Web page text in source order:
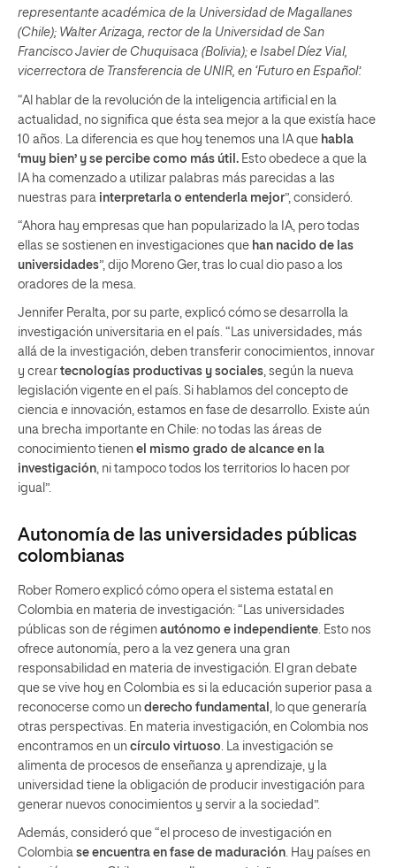
representante académica de la Universidad de Magallanes
(Chile); Walter Arizaga, rector de la Universidad de San
Francisco Javier de Chuquisaca (Bolivia); e Isabel Díez Vial,
vicerrectora de Transferencia de UNIR, en ‘Futuro en Español’.
“Al hablar de la revolución de la inteligencia artificial en la
actualidad, no significa que ésta sea mejor a la que existía hace
10 años. La diferencia es que hoy tenemos una IA que habla
‘muy bien’ y se percibe como más útil. Esto obedece a que la
IA ha comenzado a utilizar palabras más parecidas a las
nuestras para interpretarla o entenderla mejor”, consideró.
“Ahora hay empresas que han popularizado la IA, pero todas
ellas se sostienen en investigaciones que han nacido de las
universidades”, dijo Moreno Ger, tras lo cual dio paso a los
oradores de la mesa.
Jennifer Peralta, por su parte, explicó cómo se desarrolla la
investigación universitaria en el país. “Las universidades, más
allá de la investigación, deben transferir conocimientos, innovar
y crear tecnologías productivas y sociales , según la nueva
legislación vigente en el país. Si hablamos del concepto de
ciencia e innovación, estamos en fase de desarrollo. Existe aún
una brecha importante en Chile: no todas las áreas de
conocimiento tienen el mismo grado de alcance en la
investigación , ni tampoco todos los territorios lo hacen por
igual”.
Autonomía de las universidades públicas
colombianas
Rober Romero explicó cómo opera el sistema estatal en
Colombia en materia de investigación: “Las universidades
públicas son de régimen autónomo e independiente . Esto nos
ofrece autonomía, pero a la vez genera una gran
responsabilidad en materia de investigación. El gran debate
que se vive hoy en Colombia es si la educación superior pasa a
reconocerse como un derecho fundamental
, lo que generaría
otras perspectivas. En materia investigación, en Colombia nos
encontramos en un círculo virtuoso . La investigación se
alimenta de procesos de enseñanza y aprendizaje, y la
universidad tiene la obligación de producir investigación para
generar nuevos conocimientos y servir a la sociedad”.
Además, consideró que “el proceso de investigación en
Colombia se encuentra en fase de maduración . Hay países en